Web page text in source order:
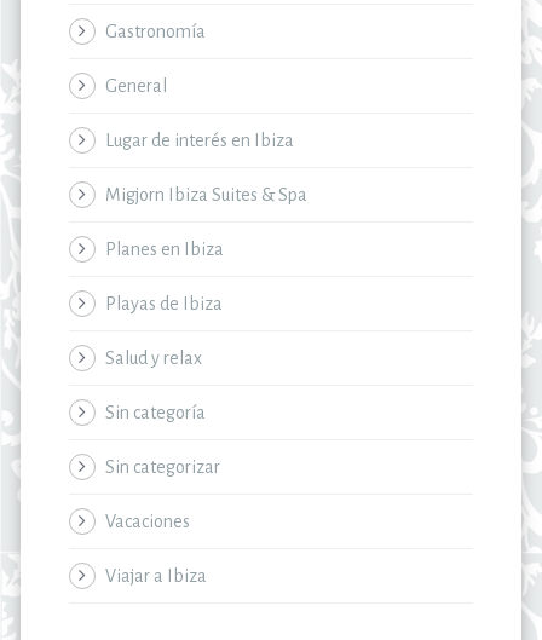
Gastronomía
General
Lugar de interés en Ibiza
Migjorn Ibiza Suites & Spa
Planes en Ibiza
Playas de Ibiza
Salud y relax
Sin categoría
Sin categorizar
Vacaciones
Viajar a Ibiza